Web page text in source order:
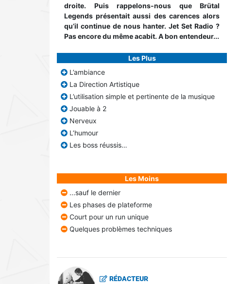
droite. Puis rappelons-nous que Brütal
Legends présentait aussi des carences alors
qu’il continue de nous hanter. Jet Set Radio ?
Pas encore du même acabit. A bon entendeur...
Les Plus
L’ambiance
La Direction Artistique
L’utilisation simple et pertinente de la musique
Jouable à 2
Nerveux
L’humour
Les boss réussis…
Les Moins
...sauf le dernier
Les phases de plateforme
Court pour un run unique
Quelques problèmes techniques
RÉDACTEUR